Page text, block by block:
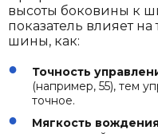
высоты боковины к
показатель влияет
шины, как:
Точность
(например, 55), тем
точное.
Мягкость